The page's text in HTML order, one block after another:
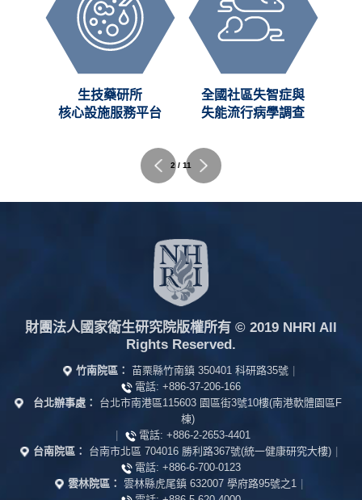
果上，如新式金 屬切割術結合、全
像攝影術展現新科技研發效果 、採
用節能LED燈具等新式媒介完成作
品。 B‭.‬ 作品與環境配合，成為空間
動線的視覺焦點，避免突兀，也以不
抽象手法表現，重視超越性的意義，
而不牽涉過多社會議題。 D‭.‬ 在微觀
現作品的力道。 E‭.‬ 依”生‧息”將本
案分成作品區及休憩區。作品區以
對”生”之探討為主軸，休憩區以行 道
生技藥研所
核心設施服務平台
全國社區失智症與
失能流行病學調查
2 / 11
財團法人國家衛生研究院版權所有 © 2019 NHRI All
Rights Reserved.
竹南院區： 苗栗縣竹南鎮 350401 科研路35號 |
電話: +886-37-206-166
台北辦事處：
台北市南港區115603 園區街3號10樓(南港軟體園區F
棟)
|
電話: +886-2-2653-4401
台南院區：
台南市北區 704016 勝利路367號(統一健康研究大樓) |
電話: +886-6-700-0123
雲林院區： 雲林縣虎尾鎮 632007 學府路95號之1 |